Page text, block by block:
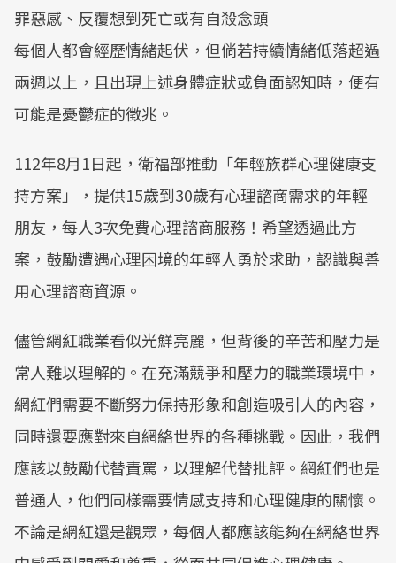
罪惡感、反覆想到死亡或有自殺念頭
每個人都會經歷情緒起伏，但倘若持續情緒低落超過
兩週以上，且出現上述身體症狀或負面認知時，便有
可能是憂鬱症的徵兆。
112年8月1日起，衛福部推動「年輕族群心理健康支
持方案」，提供15歲到30歲有心理諮商需求的年輕
朋友，每人3次免費心理諮商服務！希望透過此方
案，鼓勵遭遇心理困境的年輕人勇於求助，認識與善
用心理諮商資源。
儘管網紅職業看似光鮮亮麗，但背後的辛苦和壓力是
常人難以理解的。在充滿競爭和壓力的職業環境中，
網紅們需要不斷努力保持形象和創造吸引人的內容，
同時還要應對來自網絡世界的各種挑戰。因此，我們
應該以鼓勵代替責罵，以理解代替批評。網紅們也是
普通人，他們同樣需要情感支持和心理健康的關懷。
不論是網紅還是觀眾，每個人都應該能夠在網絡世界